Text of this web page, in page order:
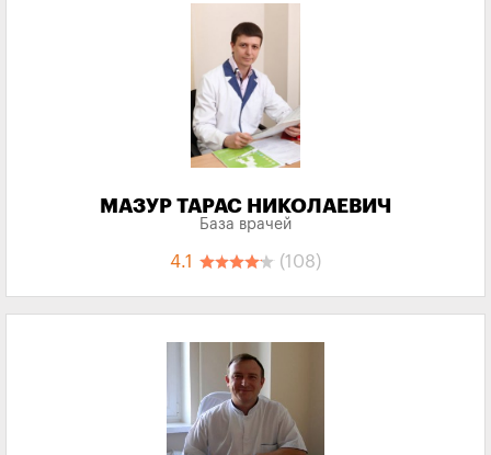
МАЗУР ТАРАС НИКОЛАЕВИЧ
База врачей
4.1 (108)